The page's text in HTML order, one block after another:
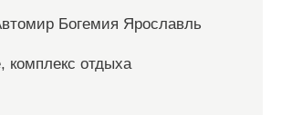
Богемия Ярославль
комплекс отдыха